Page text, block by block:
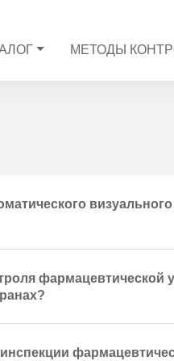
МЕТОДЫ
фармацевтической